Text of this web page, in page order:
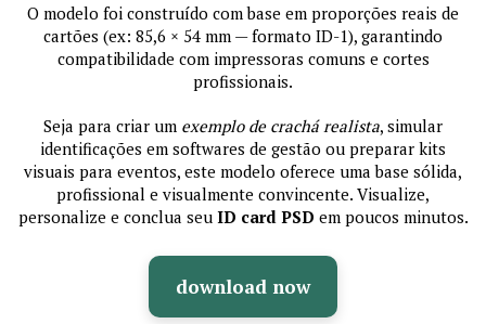
O modelo foi construído com base em proporções reais de
cartões (ex: 85,6 × 54 mm — formato ID-1), garantindo
compatibilidade com impressoras comuns e cortes
profissionais.
Seja para criar um exemplo de crachá realista, simular
identificações em softwares de gestão ou preparar kits
visuais para eventos, este modelo oferece uma base sólida,
profissional e visualmente convincente. Visualize,
personalize e conclua seu ID card PSD em poucos minutos.
download now